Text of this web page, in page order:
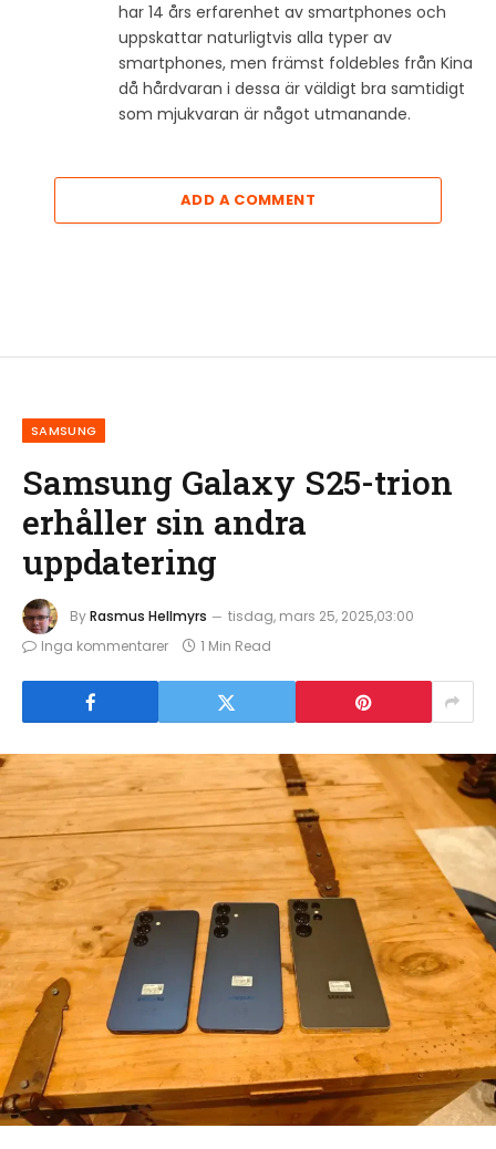
har 14 års erfarenhet av smartphones och
uppskattar naturligtvis alla typer av
smartphones, men främst foldebles från Kina
då hårdvaran i dessa är väldigt bra samtidigt
som mjukvaran är något utmanande.
ADD A COMMENT
SAMSUNG
Samsung Galaxy S25-trion
erhåller sin andra
uppdatering
ByRasmus Hellmyrs
tisdag, mars 25, 2025,03:00
Inga kommentarer
1 Min Read